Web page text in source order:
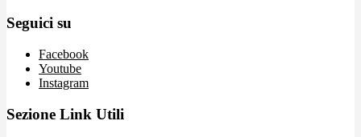
Seguici su
Facebook
Youtube
Instagram
Sezione Link Utili